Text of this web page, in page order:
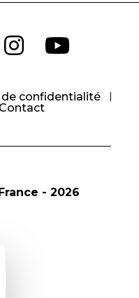
confidentialité
Contact
- 2026